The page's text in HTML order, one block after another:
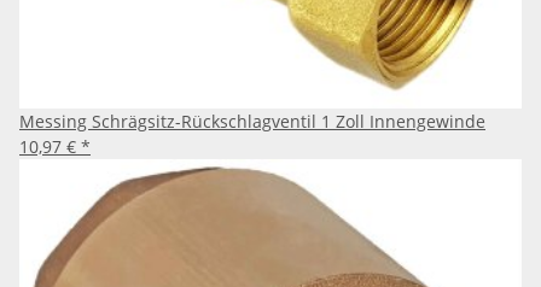
Messing Schrägsitz-Rückschlagventil 1 Zoll Innengewinde
10,97 € *